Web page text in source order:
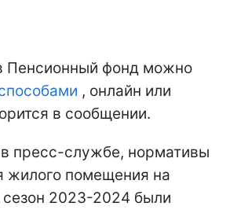
Пенсионный фонд можно
, онлайн или
в сообщении.
пресс-службе, нормативы
жилого помещения на
сезон 2023-2024 были